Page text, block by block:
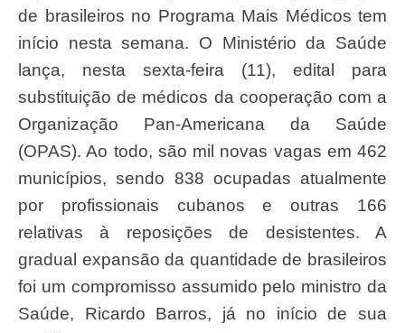
de brasileiros no Programa Mais Médicos tem
início nesta semana. O Ministério da Saúde
lança, nesta sexta-feira (11), edital para
substituição de médicos da cooperação com a
Organização Pan-Americana da Saúde
(OPAS). Ao todo, são mil novas vagas em 462
municípios, sendo 838 ocupadas atualmente
por profissionais cubanos e outras 166
relativas à reposições de desistentes. A
gradual expansão da quantidade de brasileiros
foi um compromisso assumido pelo ministro da
Saúde, Ricardo Barros, já no início de sua